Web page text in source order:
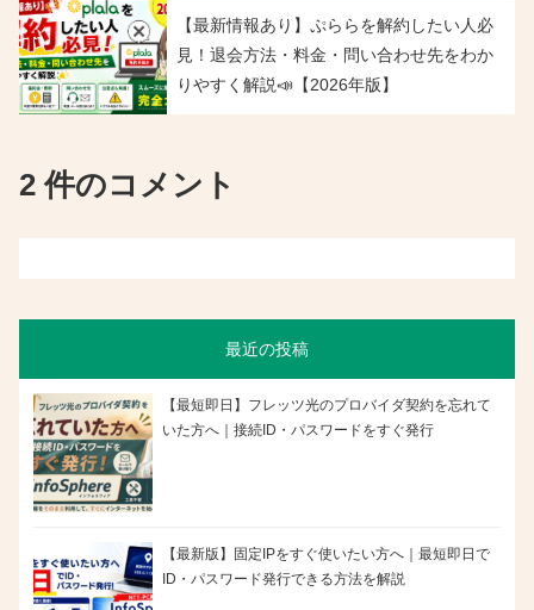
【最新情報あり】ぷららを解約したい人必
見！退会方法・料金・問い合わせ先をわか
りやすく解説📣【2026年版】
2 件のコメント
最近の投稿
【最短即日】フレッツ光のプロバイダ契約を忘れて
いた方へ｜接続ID・パスワードをすぐ発行
【最新版】固定IPをすぐ使いたい方へ｜最短即日で
ID・パスワード発行できる方法を解説